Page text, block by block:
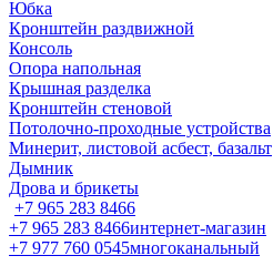
Юбка
Кронштейн раздвижной
Консоль
Опора напольная
Крышная разделка
Кронштейн стеновой
Потолочно-проходные устройства
Минерит, листовой асбест, базальт
Дымник
Дрова и брикеты
+7 965 283 8466
+7 965 283 8466интернет-магазин
+7 977 760 0545многоканальный